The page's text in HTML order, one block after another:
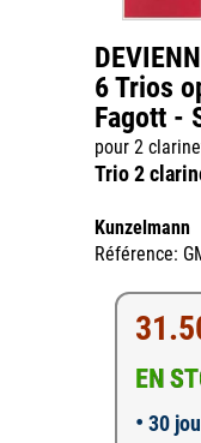
6 Trios
Fagott -
pour 2
Trio 2
Kunzelmann
Référence:
EN
• 30